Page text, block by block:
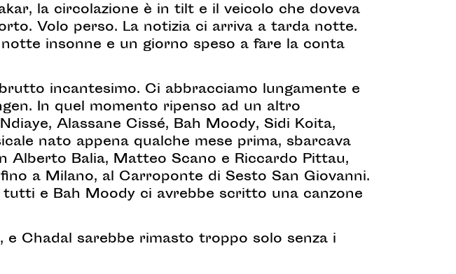
la circolazione è in tilt e il veicolo che doveva
Volo perso. La notizia ci arriva a tarda notte.
insonne e un giorno speso a fare la conta
incantesimo. Ci abbracciamo lungamente e
In quel momento ripenso ad un altro
Alassane Cissé, Bah Moody, Sidi Koita,
nato appena qualche mese prima, sbarcava
Alberto Balia, Matteo Scano e Riccardo Pittau,
a Milano, al Carroponte di Sesto San Giovanni.
e Bah Moody ci avrebbe scritto una canzone
e Chadal sarebbe rimasto troppo solo senza i